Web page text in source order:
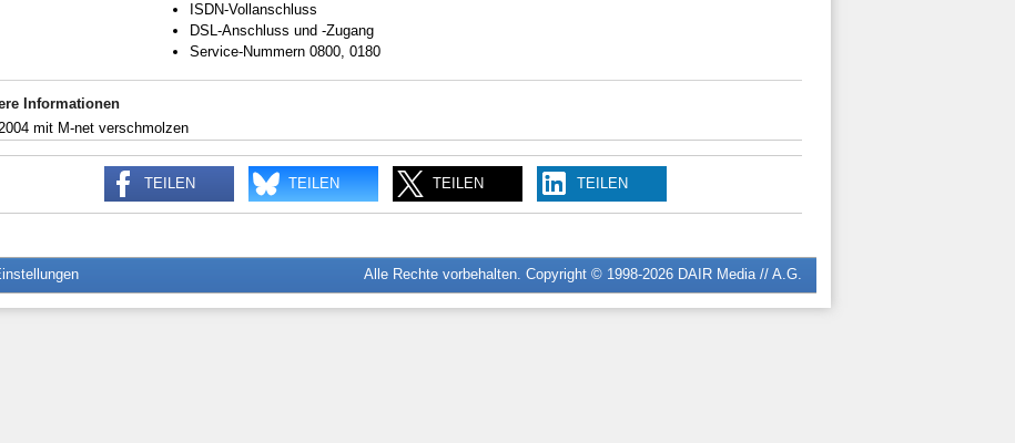
ISDN-Vollanschluss
DSL-Anschluss und -Zugang
Service-Nummern 0800, 0180
Informationen
mit M-net verschmolzen
TEILEN TEILEN TEILEN TEILEN
Alle Rechte vorbehalten. Copyright © 1998-2026 DAIR Media // A.G.